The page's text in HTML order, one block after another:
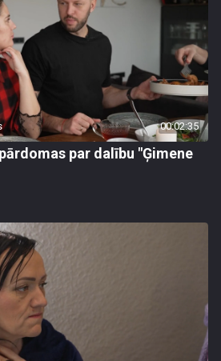
00:02:35
par dalību "Ģimene